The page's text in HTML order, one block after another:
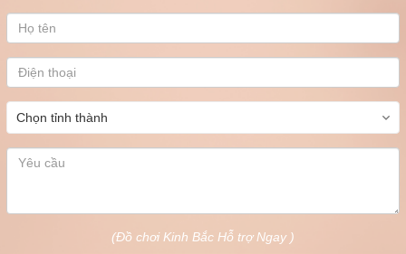
(Đồ chơi Kinh Bắc Hỗ trợ Ngay )